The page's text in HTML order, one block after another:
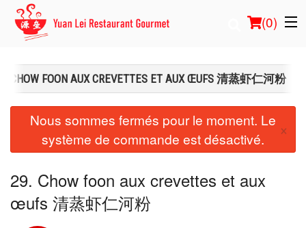
(0)
Commander en ligne
Emplacement
Connection
CHOW FOON AUX CREVETTES ET AUX ŒUFS 清蒸虾仁河粉
Nous sommes fermés pour le moment. Le
système de commande est désactivé.
×
29. Chow foon aux crevettes et aux
œufs 清蒸虾仁河粉